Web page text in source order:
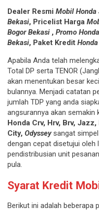
Dealer Resmi Mobil Honda
Bekasi, Pricelist Harga
Bogor Bekasi , Promo
Bekasi, Paket Kredit Honda
Apabila Anda telah
Total DP serta TENOR
akan menentukan besar
bulannya. Menjadi catatan
jumlah TDP yang anda
angsurannya akan semakin
Honda Crv, Hrv, Brv,
City, Odysseysangat simpel
dengan cepat disetujui oleh
pendistribusian unit
pula.
Syarat Kredit
Berikut ini adalah beberapa